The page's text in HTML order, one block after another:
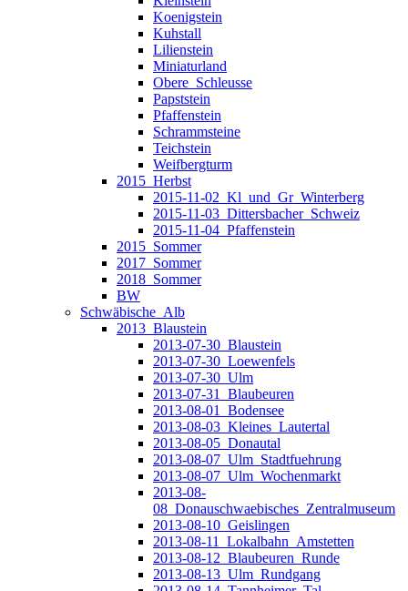
Koenigstein
Kuhstall
Lilienstein
Miniaturland
Obere_Schleusse
Papststein
Pfaffenstein
Schrammsteine
Teichstein
Weifbergturm
2015_Herbst
2015-11-02_Kl_und_Gr_Winterberg
2015-11-03_Dittersbacher_Schweiz
2015-11-04_Pfaffenstein
2015_Sommer
2017_Sommer
2018_Sommer
BW
Schwäbische_Alb
2013_Blaustein
2013-07-30_Blaustein
2013-07-30_Loewenfels
2013-07-30_Ulm
2013-07-31_Blaubeuren
2013-08-01_Bodensee
2013-08-03_Kleines_Lautertal
2013-08-05_Donautal
2013-08-07_Ulm_Stadtfuehrung
2013-08-07_Ulm_Wochenmarkt
2013-08-
08_Donauschwaebisches_Zentralmuseum
2013-08-10_Geislingen
2013-08-11_Lokalbahn_Amstetten
2013-08-12_Blaubeuren_Runde
2013-08-13_Ulm_Rundgang